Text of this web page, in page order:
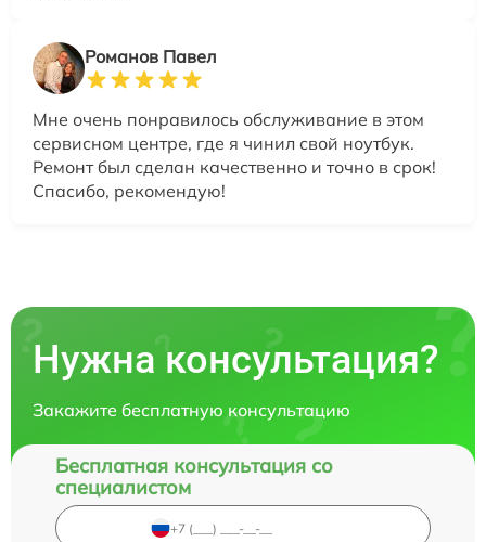
Романов Павел
Мне очень понравилось обслуживание в этом
сервисном центре, где я чинил свой ноутбук.
Ремонт был сделан качественно и точно в срок!
Спасибо, рекомендую!
Нужна консультация?
Закажите бесплатную консультацию
Бесплатная консультация со
специалистом